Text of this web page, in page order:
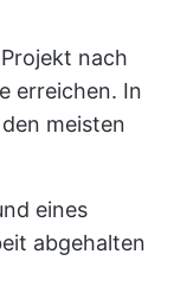
nach
erreichen. In
meisten
eines
abgehalten